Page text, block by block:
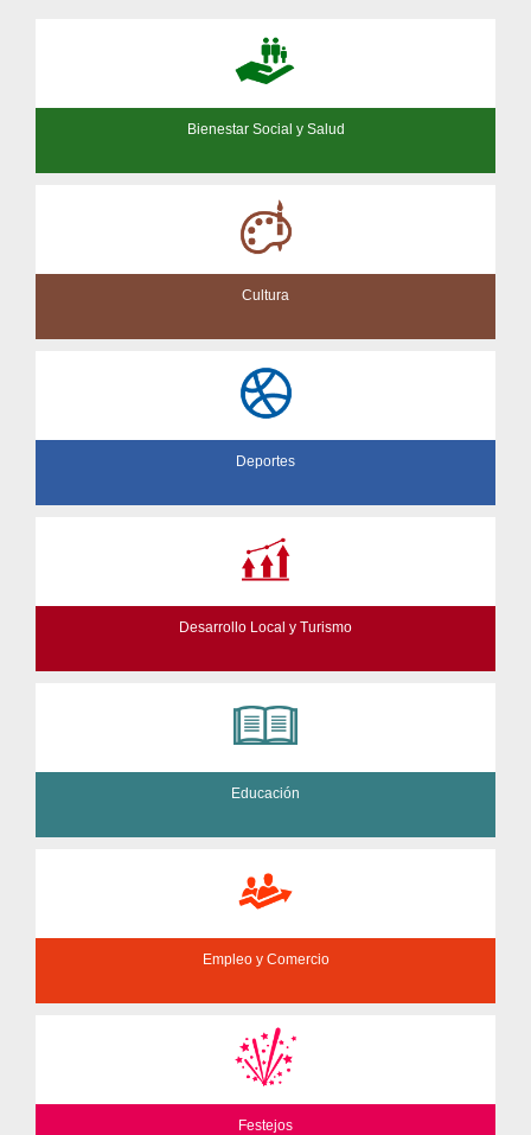
Bienestar Social y Salud
Cultura
Deportes
Desarrollo Local y Turismo
Educación
Empleo y Comercio
Festejos